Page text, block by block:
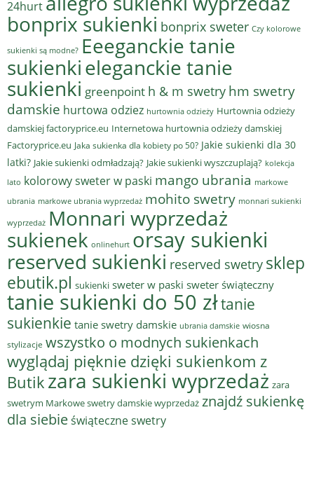
24hurt
bonprix sukienki bonprix sweter Czy kolorowe
sukienki są modne? Eeeganckie tanie
sukienkieleganckie tanie
sukienki greenpoint h & m swetry hm swetry
damskie hurtowa odziez hurtownia odzieży Hurtownia odzieży
damskiej factoryprice.eu Internetowa hurtownia odzieży damskiej
Factoryprice.eu Jaka sukienka dla kobiety po 50? Jakie sukienki dla 30
latki? Jakie sukienki odmładzają? Jakie sukienki wyszczuplają? kolekcja
lato kolorowy sweter w paski mango ubrania markowe
ubrania markowe ubrania wyprzedaż mohito swetry monnari sukienki
wyprzedaż Monnari wyprzedaż
sukienek onlinehurt orsay sukienki
reserved sukienki reserved swetry sklep
ebutik.pl sukienki sweter w paski sweter świąteczny
tanie sukienki do 50 złtanie
sukienkie tanie swetry damskie ubrania damskie wiosna
stylizacje wszystko o modnych sukienkach
wyglądaj pięknie dzięki sukienkom z
Butik zara sukienki wyprzedaż zara
swetrym Markowe swetry damskie wyprzedaż znajdź sukienkę
dla siebieświąteczne swetry